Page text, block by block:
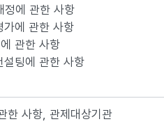
정에 관한 사항
가에 관한 사항
관한 사항
설팅에 관한 사항
한 사항, 관제대상기관